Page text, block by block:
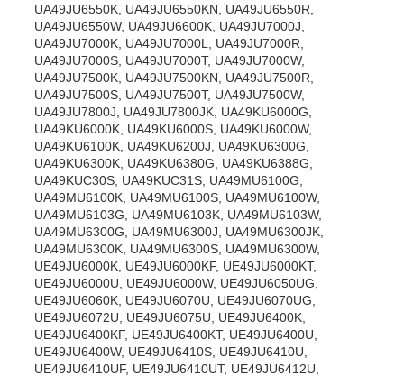
UA49JU6550K, UA49JU6550KN, UA49JU6550R,
UA49JU6550W, UA49JU6600K, UA49JU7000J,
UA49JU7000K, UA49JU7000L, UA49JU7000R,
UA49JU7000S, UA49JU7000T, UA49JU7000W,
UA49JU7500K, UA49JU7500KN, UA49JU7500R,
UA49JU7500S, UA49JU7500T, UA49JU7500W,
UA49JU7800J, UA49JU7800JK, UA49KU6000G,
UA49KU6000K, UA49KU6000S, UA49KU6000W,
UA49KU6100K, UA49KU6200J, UA49KU6300G,
UA49KU6300K, UA49KU6380G, UA49KU6388G,
UA49KUC30S, UA49KUC31S, UA49MU6100G,
UA49MU6100K, UA49MU6100S, UA49MU6100W,
UA49MU6103G, UA49MU6103K, UA49MU6103W,
UA49MU6300G, UA49MU6300J, UA49MU6300JK,
UA49MU6300K, UA49MU6300S, UA49MU6300W,
UE49JU6000K, UE49JU6000KF, UE49JU6000KT,
UE49JU6000U, UE49JU6000W, UE49JU6050UG,
UE49JU6060K, UE49JU6070U, UE49JU6070UG,
UE49JU6072U, UE49JU6075U, UE49JU6400K,
UE49JU6400KF, UE49JU6400KT, UE49JU6400U,
UE49JU6400W, UE49JU6410S, UE49JU6410U,
UE49JU6410UF, UE49JU6410UT, UE49JU6412U,